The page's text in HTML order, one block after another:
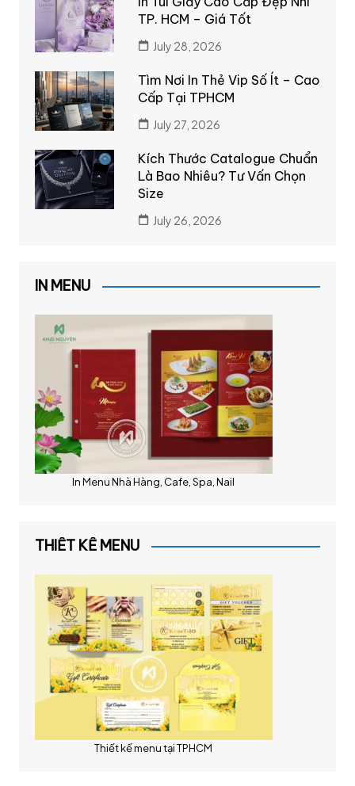
TP. HCM – Giá Tốt
July 28, 2026
Tìm Nơi In Thẻ Vip Số Ít – Cao
Cấp Tại TPHCM
July 27, 2026
Kích Thước Catalogue Chuẩn
Là Bao Nhiêu? Tư Vấn Chọn
Size
July 26, 2026
IN MENU
In Menu Nhà Hàng, Cafe, Spa, Nail
THIẾT KẾ MENU
Thiết kế menu tại TPHCM